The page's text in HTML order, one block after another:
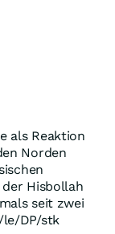
als Reaktion
Norden
Hisbollah
seit zwei
le/DP/stk